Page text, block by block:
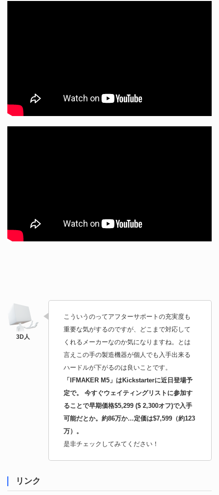
こういうのってアフターサポートの充実度も
重要な気がするのですが、どこまで対応して
くれるメーカーなのか気になりますね。とは
言えこの手の製造機器が個人でも入手出来る
ハードルが下がるのは良いことです。
「IFMAKER M5」はKickstarterに近日登場予
定で。 今すぐウェイティングリストに参加す
ることで早期価格$5,299 ($ 2,300オフ)で入手
可能だとか。約86万か…定価は$7,599（約123
万）。
是非チェックしてみてください！
リンク